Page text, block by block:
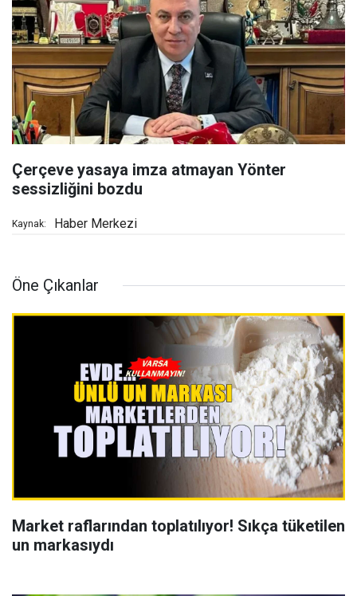
Çerçeve yasaya imza atmayan Yönter
sessizliğini bozdu
Kaynak: Haber Merkezi
Öne Çıkanlar
Market raflarından toplatılıyor! Sıkça tüketilen
un markasıydı